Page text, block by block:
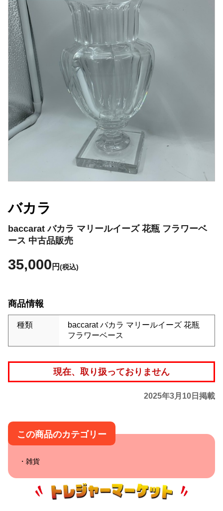
バカラ
baccarat バカラ マリールイーズ 花瓶 フラワーベ
ース 中古品販売
35,000 円(税込)
商品情報
種類
baccarat バカラ マリールイーズ 花瓶
フラワーベース
現在、取り扱っておりません
2025年3月10日掲載
この商品のカテゴリー
雑貨